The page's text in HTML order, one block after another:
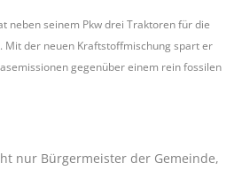
neben seinem Pkw drei Traktoren für die
Mit der neuen Kraftstoffmischung spart er
gegenüber einem rein fossilen
nur Bürgermeister der Gemeinde,